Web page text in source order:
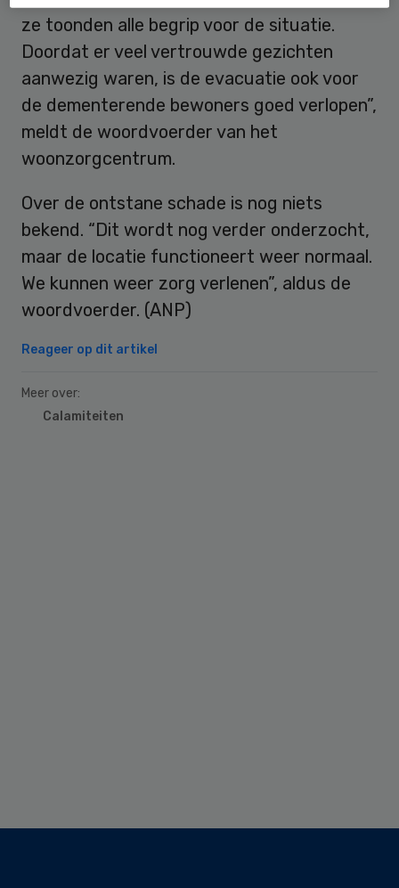
ze toonden alle begrip voor de situatie.
Doordat er veel vertrouwde gezichten
aanwezig waren, is de evacuatie ook voor
de dementerende bewoners goed verlopen”,
meldt de woordvoerder van het
woonzorgcentrum.
Over de ontstane schade is nog niets
bekend. “Dit wordt nog verder onderzocht,
maar de locatie functioneert weer normaal.
We kunnen weer zorg verlenen”, aldus de
woordvoerder. (ANP)
Reageer op dit artikel
Meer over:
Calamiteiten